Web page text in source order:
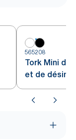
565208
Tork Mini
et de